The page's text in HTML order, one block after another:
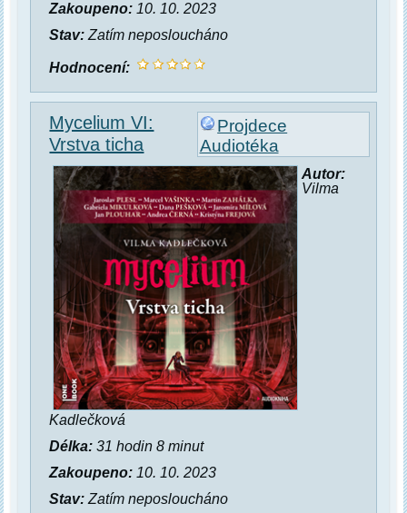
Zakoupeno: 10. 10. 2023
Stav: Zatím neposloucháno
Hodnocení:
Projdece
Audiotéka
Mycelium VI:
Vrstva ticha
Autor:
Vilma
Kadlečková
Délka: 31 hodin 8 minut
Zakoupeno: 10. 10. 2023
Stav: Zatím neposloucháno